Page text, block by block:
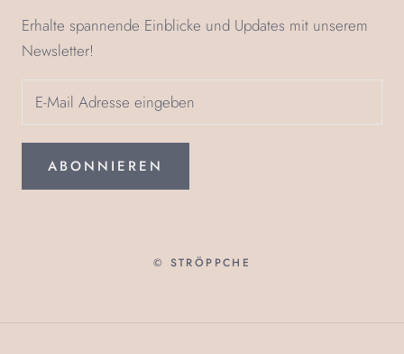
Erhalte spannende Einblicke und Updates mit unserem
Newsletter!
ABONNIEREN
© STRÖPPCHE